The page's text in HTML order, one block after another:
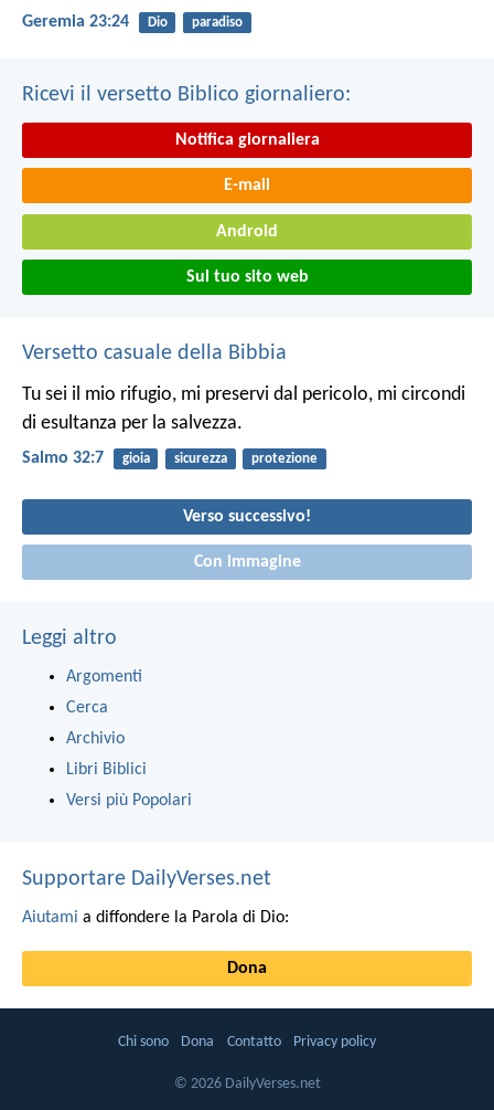
Geremia 23:24 Dio paradiso
Ricevi il versetto Biblico giornaliero:
Notifica giornaliera
E-mail
Android
Sul tuo sito web
Versetto casuale della Bibbia
Tu sei il mio rifugio, mi preservi dal pericolo, mi circondi
di esultanza per la salvezza.
Salmo 32:7 gioia sicurezza protezione
Verso successivo!
Con immagine
Leggi altro
Argomenti
Cerca
Archivio
Libri Biblici
Versi più Popolari
Supportare DailyVerses.net
Aiutami a diffondere la Parola di Dio:
Dona
Chi sono Dona Contatto Privacy policy
© 2026 DailyVerses.net